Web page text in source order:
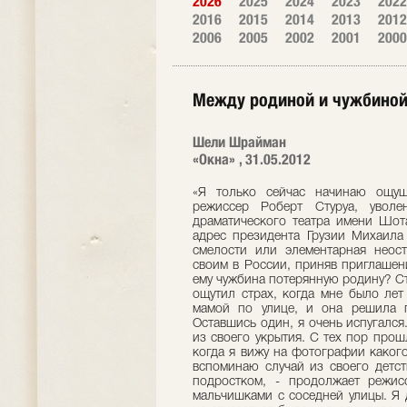
2016
2015 2014 2013 2012
2006
2005 2002 2001 2000
Между родиной и чужбиной
Шели Шрайман
«Окна» , 31.05.2012
«Я только сейчас начинаю ощущать масштаб потери», - говорит известный режиссер Роберт Стуруа, уволенный прошлым летом из Государственного драматического театра имени Шота Руставели за неосторожные высказывания в адрес президента Грузии Михаила Саакашвили. Что это было: акт гражданской смелости или элементарная неосторожность? Станет ли грузинский режиссер своим в России, приняв приглашение московского театра «Et Cetera»? Заменит ли ему чужбина потерянную родину? Страх сопровождает нас с детства - Первый раз я ощутил страх, когда мне было лет шесть, - говорит Роберт Стуруа. – Мы шли с мамой по улице, и она решила поиграть со мной, спрятавшись за деревом. Оставшись один, я очень испугался. Мама это сразу почувствовала и тут же вышла из своего укрытия. С тех пор прошло семьдесят лет, а я до сих пор не забыл… И когда я вижу на фотографии какого-нибудь ребенка со страхом в глазах, то сразу вспоминаю случай из своего детства. Второй раз я ощутил нечто подобное уже подростком, - продолжает режиссер. – Друзья позвали меня на разборку с мальчишками с соседней улицы. Я дрожал от одной мысли о предстоящей драке, но отказаться было нельзя – дело чести! Мы пришли на место, но ждали напрасно: наши противники так и не явились. Помню, я был так счастлив, что мне не пришлось участвовать в драке! -Существует мнение, что некоторые поступки люди совершают, чтобы преодолеть собственный страх. Вы согласны? - Есть в этом доля правды, конечно. В 1973-м я поставил спектакль «Кваркаре» по пьесе Какабадзе, написанной им еще в 1920-х годах – задолго до возникновения фашизма. Я превратил эту пьесу в притчу о тиранах: в провинции после смены власти появляется случайный человек, волей обстоятельств, он становится в уезде главным, превращаясь в диктатора, и все вокруг начинает меняться самым непредсказуемым образом. С этим спектаклем впоследствии возникли серьезные осложнения. Людям запрещали на него ходить. Я предвидел, что так будет, и устроил его прогон ночью при полном зале, куда пускали всех желающих. Помню, моя мама очень волновалась за меня, но мы пережили эту историю достаточно легко. Самым значительным для искусства я считаю период шестидесятых годов – все начали говорить правду. Темы власти и человека, свободы и тирании были постоянными в репертуаре театра. Как исчезает страх -Все ваши страхи остались в детстве? -Они трансформировались в нечто другое. В какой-то момент я обнаружил в себе страх перед скоплением больших масс людей и в последнее время, до отъезда из Грузии, на митинги уже не ходил. У меня появилось ощущение, что, находясь в толпе, ты теряешь себя, становишься ее частью и вынужден ей подчиняться. -В вашей жизни были по-настоящему опасные моменты? -Да. В начале 1990-х, в период правления первого президента Грузии Гамсахурдии, я попал в список нежелательных элементов, которых собирались устранить. -Кто вас внес в этот список и почему? Одна из очень талантливых актрис нашего театра неожиданно подалась в политику. Очаровательная и свободная женщина поддалась искушению власти. Возможно, захотела стать главной фигурой в театре. Я никак не ожидал, что именно она внесет меня в черный список. -И что за этим последовало? -Ожидание, что за тобой могут прийти в любой момент. В детстве я пережил нечто подобное. Я тогда учился в пятом классе, и у меня были два друга. Один жил на правую сторону от меня, а второй по левую. И оба они сгинули в одну ночь вместе со своими семьями. Их отцы были объявлены врагами народа. А я пришел, как всегда, утром вызвать их во двор, и вдруг из дверей выходит тетя одного из друзей в слезах и говорит: «Их ночью увезли». У одного из них отец пережил плен, второй получил орден Почетного легиона во Франции. Так в одно утро я потерял двух своих лучших друзей. Один из них спустя годы вернулся, а второй нет. В начале 1990-х подобно, наверно, могла случиться со мной, - продолжает режиссер. – У моего дома тогда дежурили разные люди, они не были моими друзьями, но собирались меня защищать. -Хочу задать вам неожиданный вопрос. Если бы вам довелось стоять у стенки и вам предложили бы назвать свое последнее желание, каким бы оно было? Стуруа смеется: -Я его палачам не сказал бы! Не уверен, что они его выполнили бы. –